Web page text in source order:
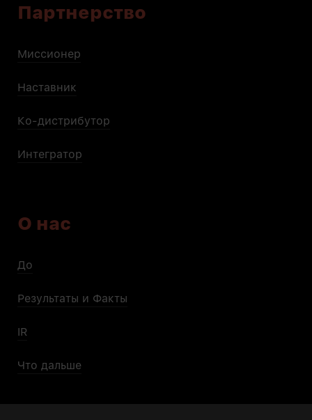
Партнерство
Миссионер
Наставник
Ко-дистрибутор
Интегратор
О нас
До
Результаты и Факты
IR
Что дальше